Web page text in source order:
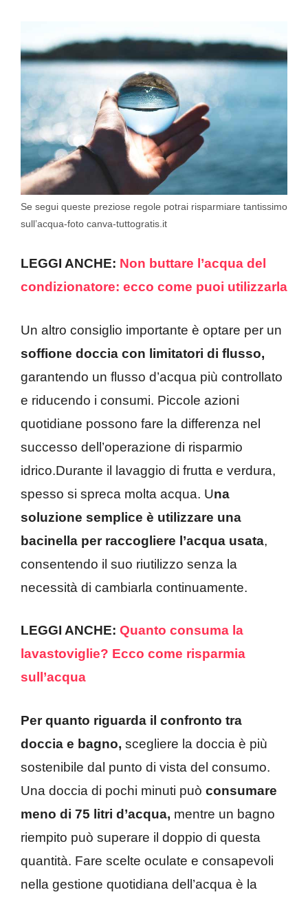
Se segui queste preziose regole potrai risparmiare tantissimo
sull’acqua-foto canva-tuttogratis.it
LEGGI ANCHE: Non buttare l’acqua del
condizionatore: ecco come puoi utilizzarla
Un altro consiglio importante è optare per un
soffione doccia con limitatori di flusso,
garantendo un flusso d’acqua più controllato
e riducendo i consumi. Piccole azioni
quotidiane possono fare la differenza nel
successo dell’operazione di risparmio
idrico.Durante il lavaggio di frutta e verdura,
spesso si spreca molta acqua. Una
soluzione semplice è utilizzare una
bacinella per raccogliere l’acqua usata,
consentendo il suo riutilizzo senza la
necessità di cambiarla continuamente.
LEGGI ANCHE: Quanto consuma la
lavastoviglie? Ecco come risparmia
sull’acqua
Per quanto riguarda il confronto tra
doccia e bagno, scegliere la doccia è più
sostenibile dal punto di vista del consumo.
Una doccia di pochi minuti può consumare
meno di 75 litri d’acqua, mentre un bagno
riempito può superare il doppio di questa
quantità. Fare scelte oculate e consapevoli
nella gestione quotidiana dell’acqua è la